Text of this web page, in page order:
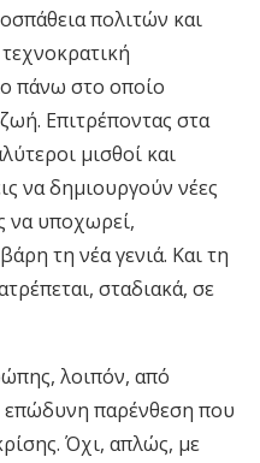
πολιτών και
τεχνοκρατική
πάνω στο οποίο
Επιτρέποντας στα
μισθοί και
να δημιουργούν νέες
να υποχωρεί,
τη νέα γενιά. Και τη
σταδιακά, σε
λοιπόν, από
παρένθεση που
Όχι, απλώς, με